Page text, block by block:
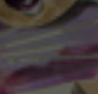
Spielstätten
Spielzeitheft